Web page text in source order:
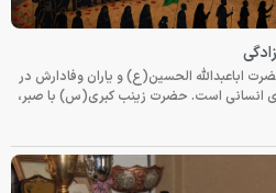
اباعبدالله الحسین(ع) و یاران وفادارش در
انسانی است. حضرت زینب کبری(س) با صبر،